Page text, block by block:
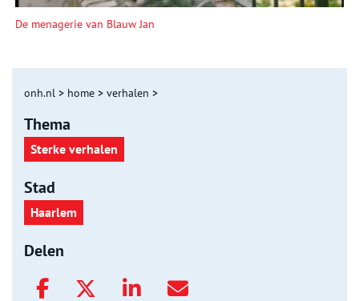
De menagerie van Blauw Jan
onh.nl > home > verhalen >
Thema
Sterke verhalen
Stad
Haarlem
Delen